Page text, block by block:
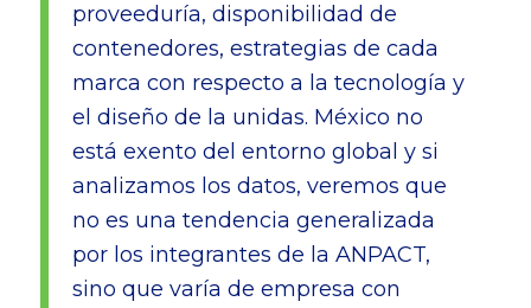
proveeduría, disponibilidad de
contenedores, estrategias de cada
marca con respecto a la tecnología y
el diseño de la unidas. México no
está exento del entorno global y si
analizamos los datos, veremos que
no es una tendencia generalizada
por los integrantes de la ANPACT,
sino que varía de empresa con